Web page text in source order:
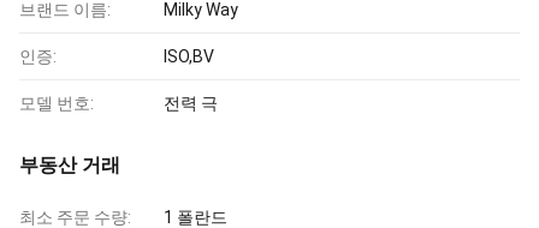
브랜드 이름: Milky Way
인증: ISO,BV
모델 번호: 전력 극
부동산 거래
최소 주문 수량: 1 폴란드